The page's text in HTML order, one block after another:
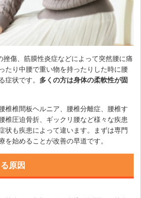
挫傷、筋膜性炎症などによって突然腰に痛
たり中腰で重い物を持ったりした時に腰
症状です。 多くの方は身体の柔軟性が固
椎椎間板ヘルニア、腰椎分離症、腰椎す
椎圧迫骨折、ギックリ腰など様々な疾患
状も疾患によって違います。まずは専門
を始めることが改善の早道です。
原因